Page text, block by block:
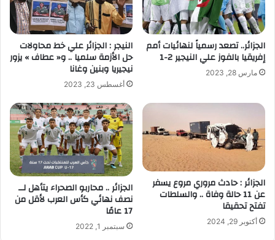
الجزائر.. تصعد رسمياً لنهائيات أمم
إفريقيا بالفوز علي النيجير 2-1
مارس 28, 2023
النيجر : الجزائر علي خط محاولات
حل الأزمة سلميا .. و« عطاف » يزور
نيجيريا وبنين وغانا
أغسطس 23, 2023
الجزائر : حادث مروري مروع يسفر
عن 11 حالة وفاة .. والسلطات
تفتح تحقيقا
أكتوبر 29, 2024
الجزائر .. محاربو الصحراء يتأهل لــ
نصف نهائي كأس العرب لأقل من
17 عامًا
سبتمبر 1, 2022